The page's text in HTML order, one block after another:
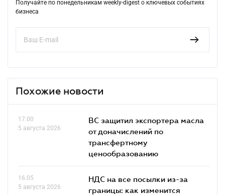
Получайте по понедельникам weekly-digest о ключевых событиях
бизнеса
Похожие новости
17.00
5 августа 2026
ВС защитил экспортера масла
от доначислений по
трансфертному
ценообразованию
16.05
5 августа 2026
НДС на все посылки из-за
границы: как изменится